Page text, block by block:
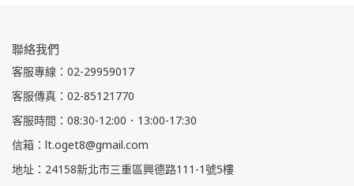
聯絡我們
客服專線：02-29959017
客服傳真：02-85121770
客服時間：08:30-12:00．13:00-17:30
信箱：lt.oget8@gmail.com
地址：24158新北市三重區興德路111-1號5樓